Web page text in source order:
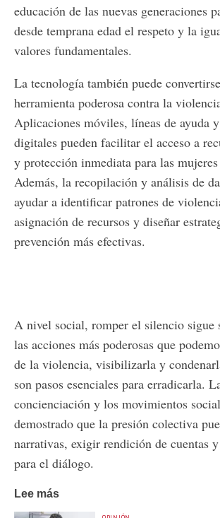
educación de las nuevas generaciones
desde temprana edad el respeto y la
valores fundamentales.
La tecnología también puede
herramienta poderosa contra la
Aplicaciones móviles, líneas de ayuda
digitales pueden facilitar el acceso a
y protección inmediata para las
Además, la recopilación y análisis de
ayudar a identificar patrones de
asignación de recursos y diseñar
prevención más efectivas.
A nivel social, romper el silencio sigue
las acciones más poderosas que
de la violencia, visibilizarla y
son pasos esenciales para erradicarla.
concienciación y los movimientos
demostrado que la presión colectiva
narrativas, exigir rendición de cuentas
para el diálogo.
Lee más